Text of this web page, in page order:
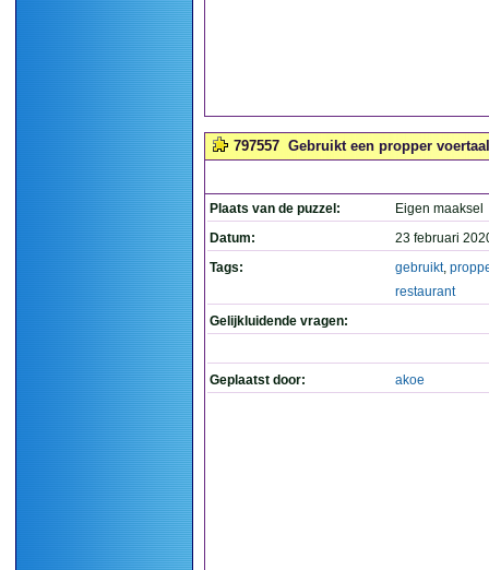
797557 Gebruikt een propper
Plaats van de puzzel:
Eigen maaksel
Datum:
23 februari
Tags:
gebruikt,
restaurant
Gelijkluidende vragen:
Geplaatst door: akoe